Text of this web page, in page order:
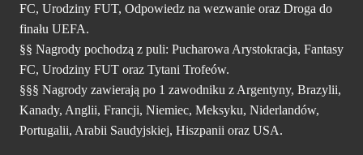
FC, Urodziny FUT, Odpowiedz na wezwanie oraz Droga do
finału UEFA.
§§ Nagrody pochodzą z puli: Pucharowa Arystokracja, Fantasy
FC, Urodziny FUT oraz Tytani Trofeów.
§§§ Nagrody zawierają po 1 zawodniku z Argentyny, Brazylii,
Kanady, Anglii, Francji, Niemiec, Meksyku, Niderlandów,
Portugalii, Arabii Saudyjskiej, Hiszpanii oraz USA.